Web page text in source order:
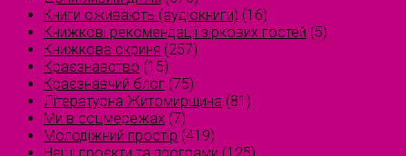
Книги оживають (аудіокниги) (16)
Книжкові рекомендації зіркових гостей (5)
Книжкова скриня (257)
Краєзнавство (15)
Краєзнавчий блог (75)
Літературна Житомирщина (81)
Ми в соцмережах (7)
Молодіжний простір (419)